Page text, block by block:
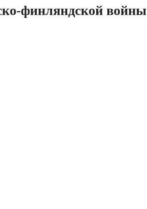
финляндской войны